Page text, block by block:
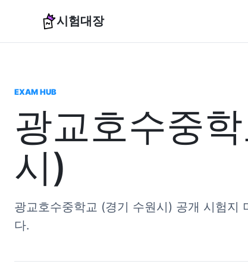
시험대장
EXAM HUB
광교호수중
시)
광교호수중학교 (경기 수원시) 공개 시험지
다.